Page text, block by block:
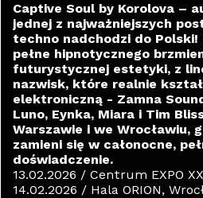
Captive Soul by Korolova –
jednej z najważniejszych
techno nadchodzi do Polski!
pełne hipnotycznego
futurystycznej estetyki, z
nazwisk, które realnie
elektroniczną - Zamna
Luno, Eynka, Miara i Tim
Warszawie i we Wrocławiu,
zamieni się w całonocne,
doświadczenie.
13.02.2026 / Centrum EXPO
14.02.2026 / Hala ORION,